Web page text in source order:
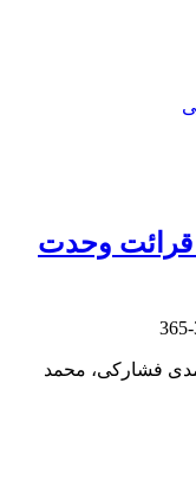
قرائت وحدت
فشارکی، محمد